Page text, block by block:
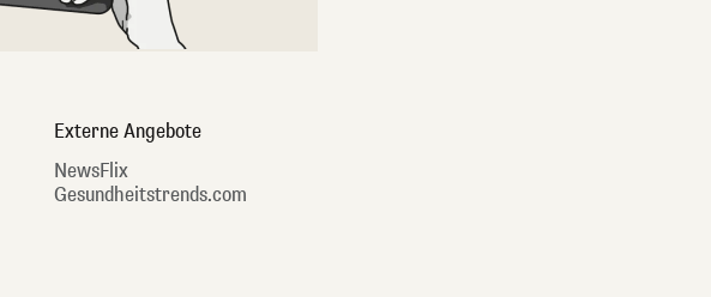
Externe Angebote
NewsFlix
Gesundheitstrends.com